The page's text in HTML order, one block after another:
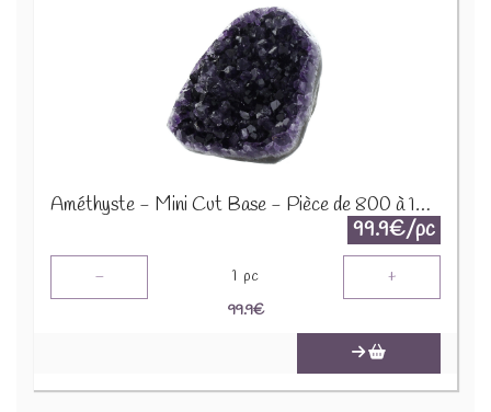
Améthyste - Mini Cut Base - Pièce de 800 à 1000 Gr 64059
99.9€/pc
- 1 pc +
99.9€